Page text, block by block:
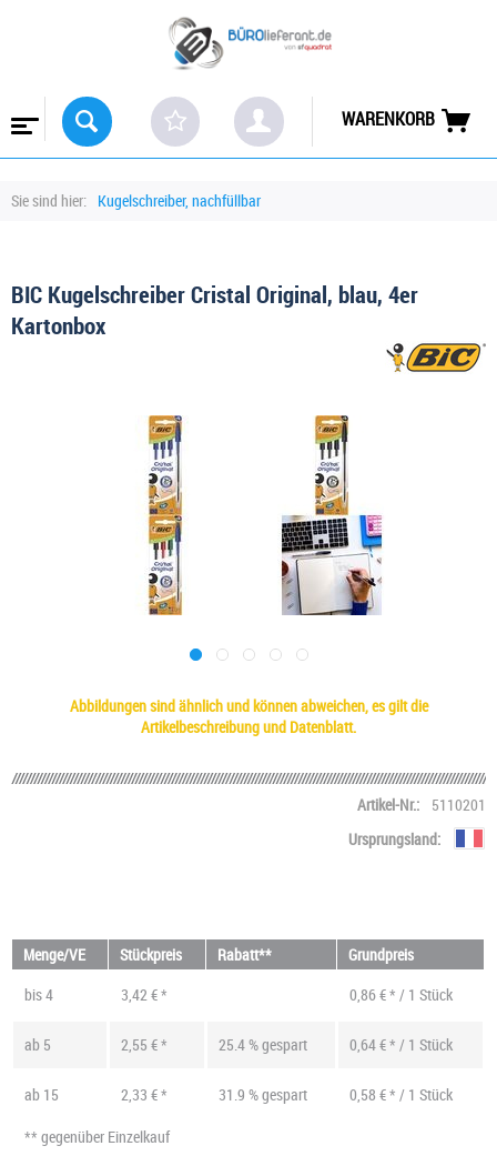
WARENKORB
Sie sind hier: Kugelschreiber, nachfüllbar
BIC Kugelschreiber Cristal Original, blau, 4er
Kartonbox
Abbildungen sind ähnlich und können abweichen, es gilt die
Artikelbeschreibung und Datenblatt.
Artikel-Nr.:
5110201
Ursprungsland:
Menge/VE Stückpreis Rabatt**
Grundpreis
bis4 3,42 € * 0,86 € * / 1 Stück
ab 5 2,55 € * 25.4 % gespart 0,64 € * / 1 Stück
ab 15 2,33 € * 31.9 % gespart
0,58 € * / 1 Stück
** gegenüber Einzelkauf